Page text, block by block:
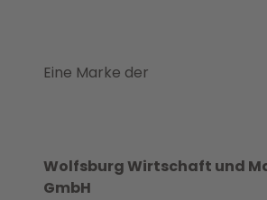
Eine Marke der
Wolfsburg Wirtschaft und
GmbH